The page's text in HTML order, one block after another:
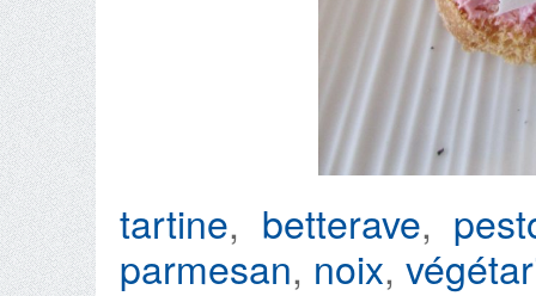
tartine, betterave,
parmesan, noix,